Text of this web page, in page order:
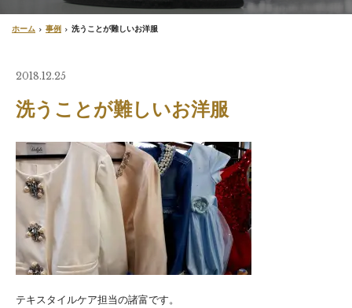
ホーム 事例 洗うことが難しいお洋服
2018.12.25
洗うことが難しいお洋服
テキスタイルケア担当の諸富です。